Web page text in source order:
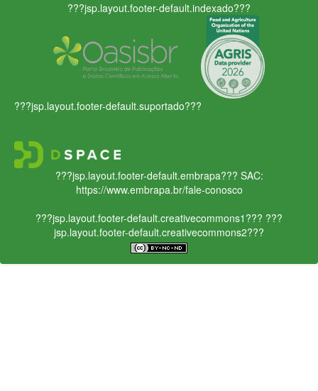
???jsp.layout.footer-default.indexado???
???jsp.layout.footer-default.suportado???
???jsp.layout.footer-default.embrapa??? SAC:
https://www.embrapa.br/fale-conosco
???jsp.layout.footer-default.creativecommons1??? ???
jsp.layout.footer-default.creativecommons2???